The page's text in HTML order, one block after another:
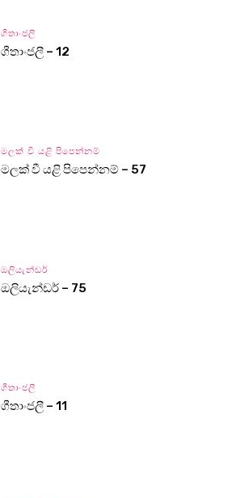
ගීතාංජලී
ගීතාංජලී – 12
මලක් වී යළි පිපෙන්නම්
මලක් වී යළි පිපෙන්නම් – 57
ඔලියැන්ඩර්
ඔලියැන්ඩර් – 75
ගීතාංජලී
ගීතාංජලී – 11